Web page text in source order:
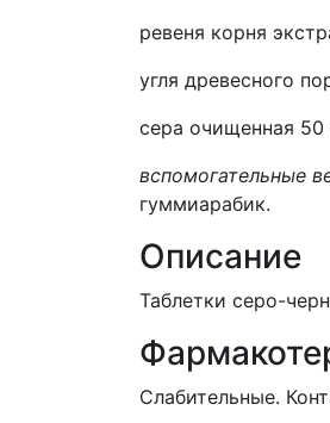
ревеня корня
угля древесного
сера очищенная 50
вспомогательные
гуммиарабик.
Описание
Таблетки серо-
Слабительные.